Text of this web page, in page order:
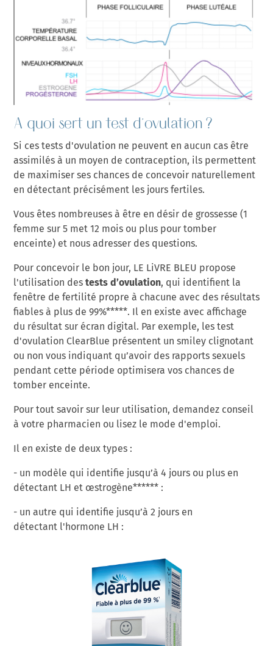
A quoi sert un test d'ovulation ?
Si ces tests d'ovulation ne peuvent en aucun cas être
assimilés à un moyen de contraception, ils permettent
de maximiser ses chances de concevoir naturellement
en détectant précisément les jours fertiles.
Vous êtes nombreuses à être en désir de grossesse (1
femme sur 5 met 12 mois ou plus pour tomber
enceinte) et nous adresser des questions.
Pour concevoir le bon jour, LE LiVRE BLEU propose
l'utilisation destests d’ovulation, qui identifient la
fenêtre de fertilité propre à chacune avec des résultats
fiables à plus de 99%*****. Il en existe avec affichage
du résultat sur écran digital. Par exemple, les test
d'ovulation ClearBlue présentent un smiley clignotant
ou non vous indiquant qu’avoir des rapports sexuels
pendant cette période optimisera vos chances de
tomber enceinte.
Pour tout savoir sur leur utilisation, demandez conseil
à votre pharmacien ou lisez le mode d'emploi.
Il en existe de deux types :
- un modèle qui identifie jusqu’à 4 jours ou plus en
détectant LH et œstrogène****** :
- un autre qui identifie jusqu’à 2 jours en
détectant l'hormone LH :